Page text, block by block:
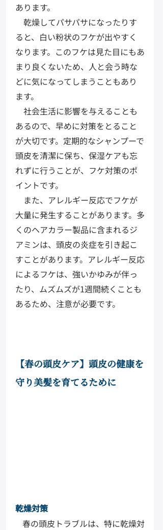
あります。
乾燥してパサパサになったりす
ると、白い粉状のフケが出やすく
なります。このフケは見た目にもあ
まり良くないため、人と会う時な
どに気になってしまうこともあり
ます。
社会生活に影響を与えることも
あるので、早めに対策をとること
が大切です。定期的なシャンプーで
頭皮を清潔に保ち、保湿ケアも忘
れずに行うことが、フケ対策のポ
イントです。
また、アレルギー反応でフケが
大量に発生することがあります。多
くのヘアカラー製品に含まれるジ
アミンは、頭皮の炎症を引き起こ
すことがあります。アレルギー反応
によるフケは、強いかゆみが伴っ
たり、ムズムズが1週間続くことも
あるため、注意が必要です。
【春の頭皮ケア】頭皮の健康を
守り美髪を育てるために
乾燥対策
春の頭皮トラブルは、特に乾燥対